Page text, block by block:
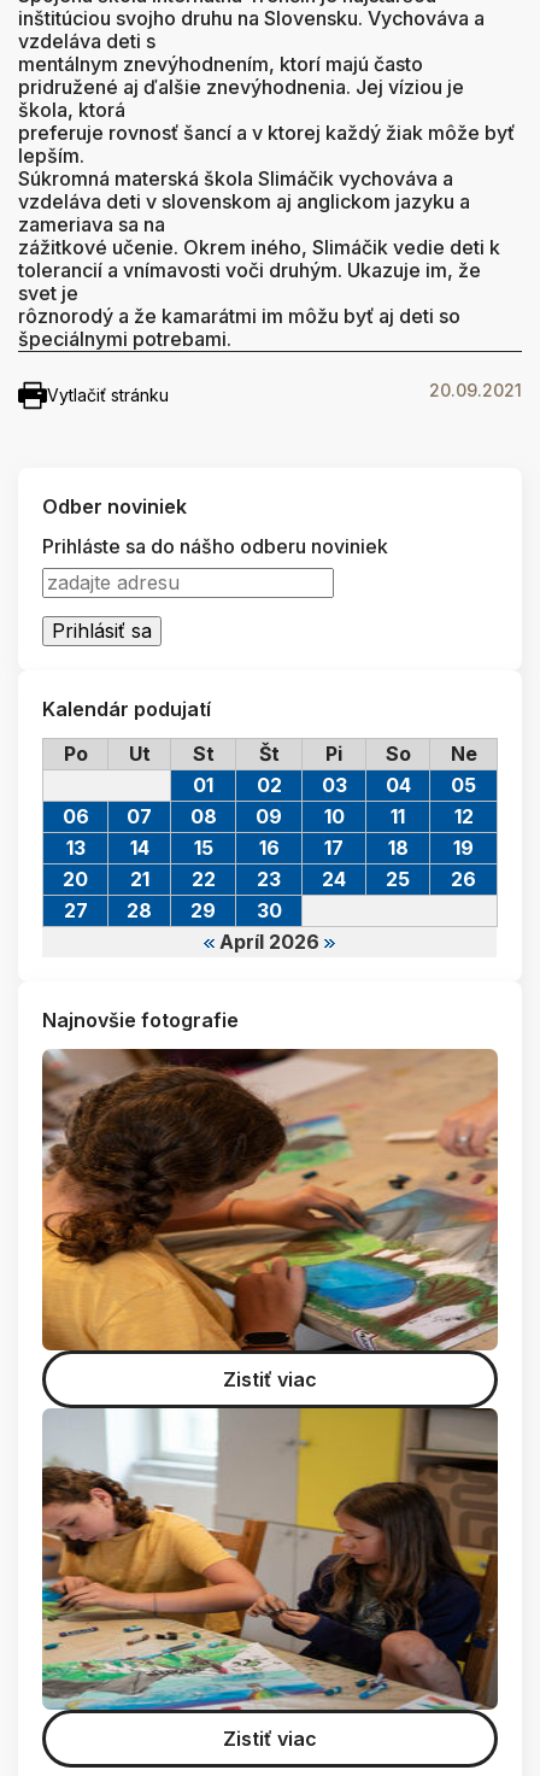
inštitúciou svojho druhu na Slovensku. Vychováva a
vzdeláva deti s
mentálnym znevýhodnením, ktorí majú často
pridružené aj ďalšie znevýhodnenia. Jej víziou je
škola, ktorá
preferuje rovnosť šancí a v ktorej každý žiak môže byť
lepším.
Súkromná materská škola Slimáčik vychováva a
vzdeláva deti v slovenskom aj anglickom jazyku a
zameriava sa na
zážitkové učenie. Okrem iného, Slimáčik vedie deti k
tolerancií a vnímavosti voči druhým. Ukazuje im, že
svet je
rôznorodý a že kamarátmi im môžu byť aj deti so
špeciálnymi potrebami.
Vytlačiť stránku 20.09.2021
Odber noviniek
Prihláste sa do nášho odberu noviniek
Kalendár podujatí
Po
Ut St Št Pi So Ne
Apríl 2026
01 02 03 04
05
06
07 08 09 10 11
12
13
14 15 16 17 18
19
20
21 22 23 24 25
26
27
28 29 30
Najnovšie fotografie
Zistiť viac
Zistiť viac